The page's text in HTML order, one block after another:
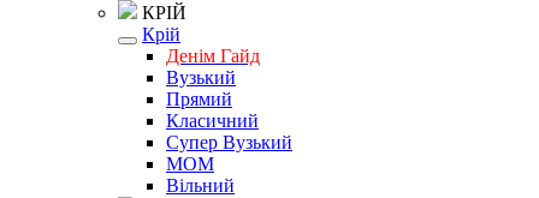
КРІЙ
Крій
Денім Гайд
Вузький
Прямий
Класичний
Супер Вузький
MOM
Вільний